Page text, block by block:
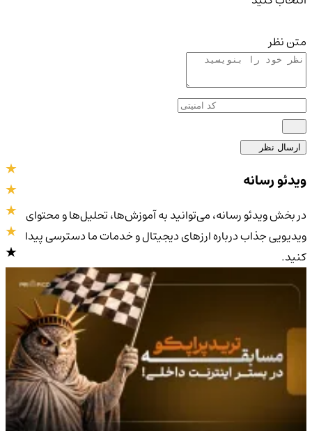
متن نظر
ارسال نظر
4.9/5
ویدئو رسانه
در بخش ویدئو رسانه، می‌توانید به آموزش‌ها، تحلیل‌ها و محتوای
ویدیویی جذاب درباره ارزهای دیجیتال و خدمات ما دسترسی پیدا
کنید.